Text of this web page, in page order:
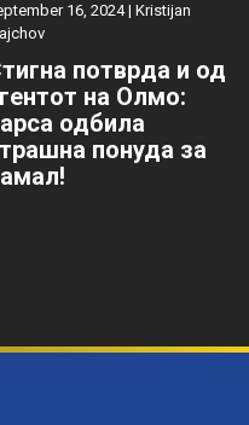
16, 2024 | Kristijan
потврда и од
на Олмо:
одбила
понуда за